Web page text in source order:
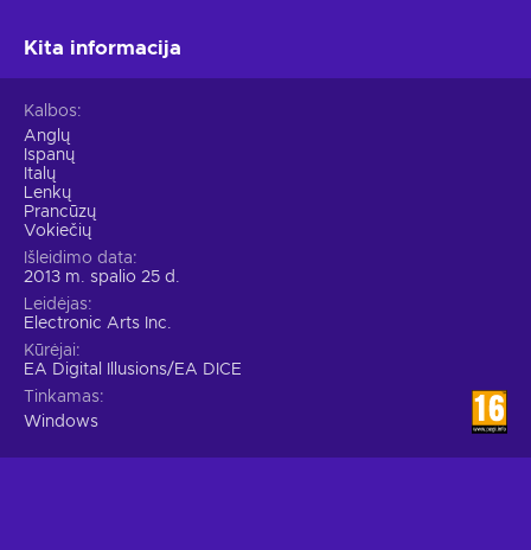
Kita informacija
Kalbos
Anglų
Ispanų
Italų
Lenkų
Prancūzų
Vokiečių
Išleidimo data
2013 m. spalio 25 d.
Leidėjas
Electronic Arts Inc.
Kūrėjai
EA Digital Illusions/EA DICE
Tinkamas
Windows